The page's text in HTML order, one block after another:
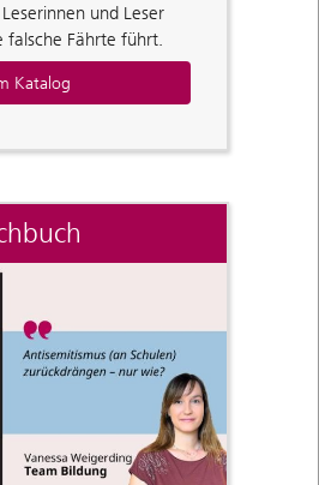
und Leser
Fährte führt.
Katalog